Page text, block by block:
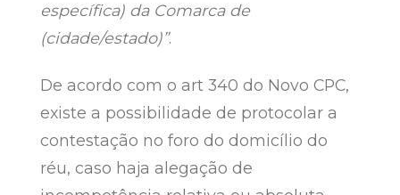
específica) da Comarca de
(cidade/estado)”.
De acordo com o art 340 do Novo CPC,
existe a possibilidade de protocolar a
contestação no foro do domicílio do
réu, caso haja alegação de